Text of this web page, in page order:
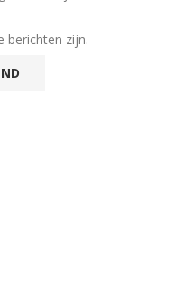
berichten zijn.